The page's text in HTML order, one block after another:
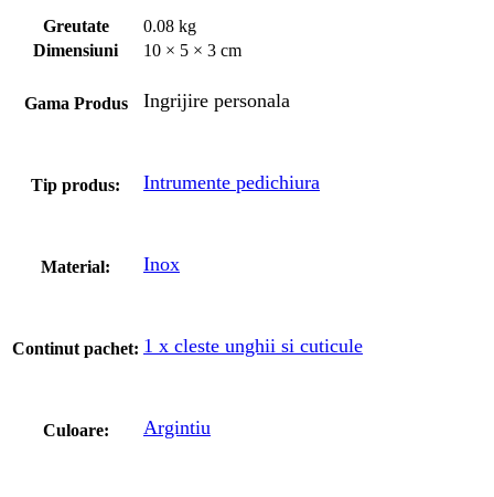
Greutate
0.08 kg
Dimensiuni
10 × 5 × 3 cm
Gama Produs Ingrijire personala
Tip produs: Intrumente pedichiura
Material: Inox
Continut pachet: 1 x cleste unghii si cuticule
Culoare: Argintiu